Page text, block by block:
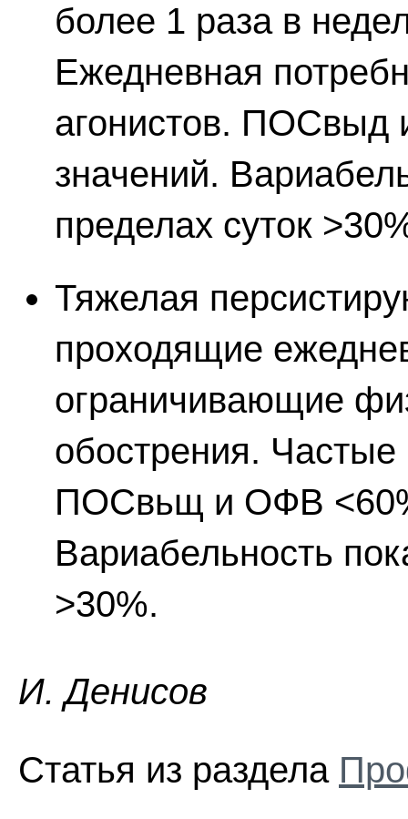
более 1 раза в
Ежедневная
агонистов.
значений.
пределах суток
Тяжелая
проходящие
ограничивающие
обострения.
ПОСвьщ и ОФВ
Вариабельность
>30%.
И. Дeниcoв
Статья из раздела